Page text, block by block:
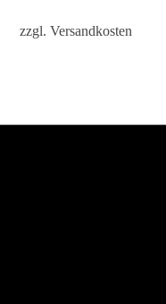
zzgl.Versandkosten